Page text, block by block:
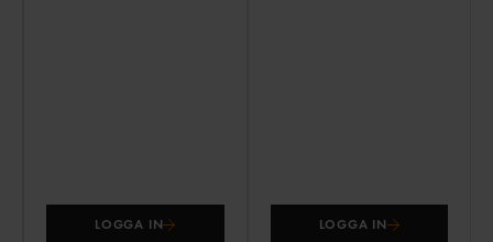
LOGGA IN LOGGA IN